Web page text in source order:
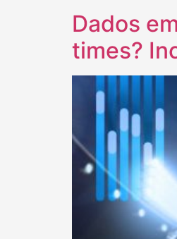
Dados
times?